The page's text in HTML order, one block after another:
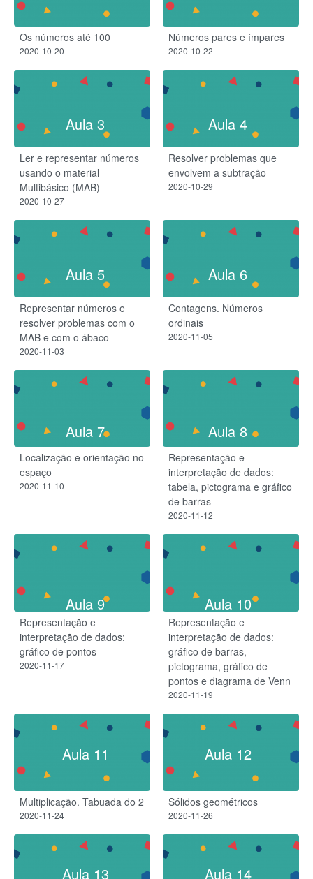
Os números até 100
2020-10-20
Números pares e ímpares
2020-10-22
Aula 3
Ler e representar números
usando o material
Multibásico (MAB)
2020-10-27
Aula 4
Resolver problemas que
envolvem a subtração
2020-10-29
Aula 5
Representar números e
resolver problemas com o
MAB e com o ábaco
2020-11-03
Aula 6
Contagens. Números
ordinais
2020-11-05
Aula 7
Localização e orientação no
espaço
2020-11-10
Aula 8
Representação e
interpretação de dados:
tabela, pictograma e gráfico
de barras
2020-11-12
Aula 9
Representação e
interpretação de dados:
gráfico de pontos
2020-11-17
Aula 10
Representação e
interpretação de dados:
gráfico de barras,
pictograma, gráfico de
pontos e diagrama de Venn
2020-11-19
Aula 11
Multiplicação. Tabuada do 2
2020-11-24
Aula 12
Sólidos geométricos
2020-11-26
Aula 13 Aula 14